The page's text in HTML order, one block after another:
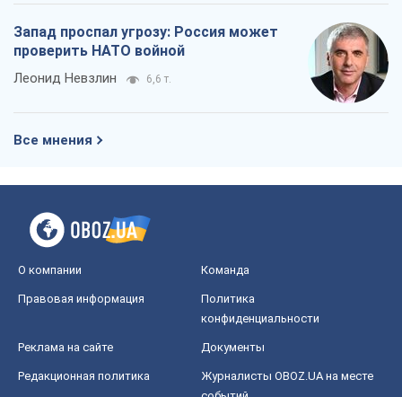
Запад проспал угрозу: Россия может
проверить НАТО войной
Леонид Невзлин 6,6 т.
Все мнения
О компании Команда
Правовая информация
Политика
конфиденциальности
Реклама на сайте Документы
Редакционная политика
Журналисты OBOZ.UA на месте